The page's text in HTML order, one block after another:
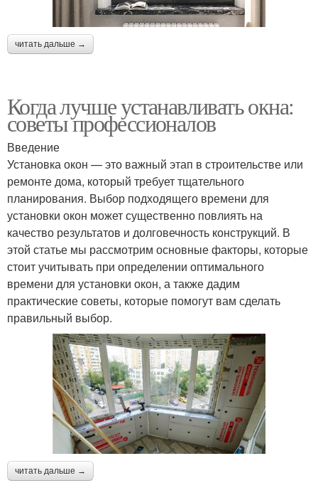
читать дальше →
Когда лучше устанавливать окна:
советы профессионалов
Введение
Установка окон — это важный этап в строительстве или
ремонте дома, который требует тщательного
планирования. Выбор подходящего времени для
установки окон может существенно повлиять на
качество результатов и долговечность конструкций. В
этой статье мы рассмотрим основные факторы, которые
стоит учитывать при определении оптимального
времени для установки окон, а также дадим
практические советы, которые помогут вам сделать
правильный выбор.
читать дальше →